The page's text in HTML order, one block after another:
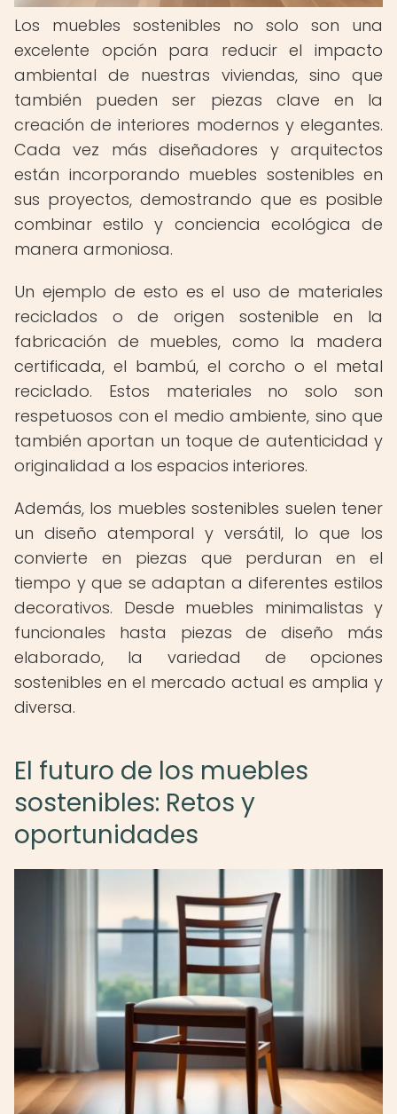
Los muebles sostenibles no solo son una
excelente opción para reducir el impacto
ambiental de nuestras viviendas, sino que
también pueden ser piezas clave en la
creación de interiores modernos y elegantes.
Cada vez más diseñadores y arquitectos
están incorporando muebles sostenibles en
sus proyectos, demostrando que es posible
combinar estilo y conciencia ecológica de
manera armoniosa.
Un ejemplo de esto es el uso de materiales
reciclados o de origen sostenible en la
fabricación de muebles, como la madera
certificada, el bambú, el corcho o el metal
reciclado. Estos materiales no solo son
respetuosos con el medio ambiente, sino que
también aportan un toque de autenticidad y
originalidad a los espacios interiores.
Además, los muebles sostenibles suelen tener
un diseño atemporal y versátil, lo que los
convierte en piezas que perduran en el
tiempo y que se adaptan a diferentes estilos
decorativos. Desde muebles minimalistas y
funcionales hasta piezas de diseño más
elaborado, la variedad de opciones
sostenibles en el mercado actual es amplia y
diversa.
El futuro de los muebles
sostenibles: Retos y
oportunidades